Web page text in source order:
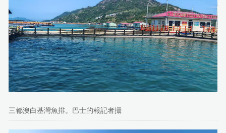
三都澳白基灣魚排。巴士的報記者攝